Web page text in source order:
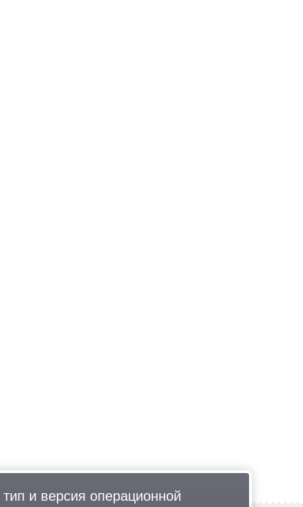
и версия операционной